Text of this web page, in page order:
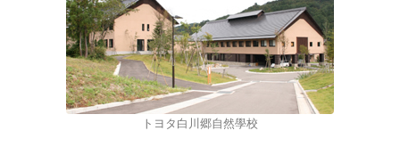
トヨタ白川郷自然學校